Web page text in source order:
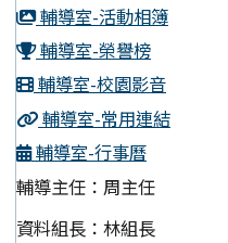
輔導室-活動相簿
輔導室-榮譽榜
輔導室-校園影音
輔導室-常用連結
輔導室-行事曆
輔導主任：周主任
資料組長：林組長